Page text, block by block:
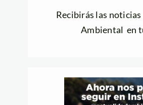
Recibirás las
Ambiental en